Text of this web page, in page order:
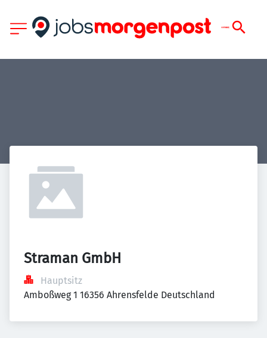
Straman GmbH
Hauptsitz
Amboßweg 1 16356 Ahrensfelde Deutschland